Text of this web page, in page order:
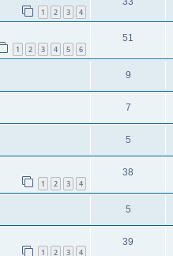
1 2 3 4
1 2 3 4 5 6
51
9
7
5
1 2 3 4
38
5
1 2 3 4
39